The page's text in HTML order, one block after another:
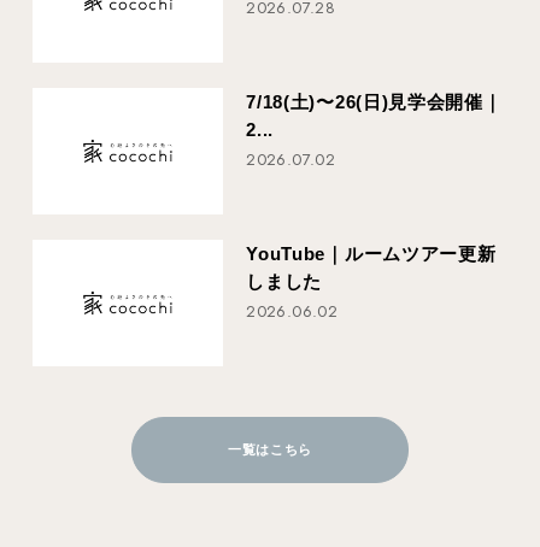
2026.07.28
7/18(土)〜26(日)見学会開催｜
2...
2026.07.02
YouTube｜ルームツアー更新
しました
2026.06.02
一覧はこちら